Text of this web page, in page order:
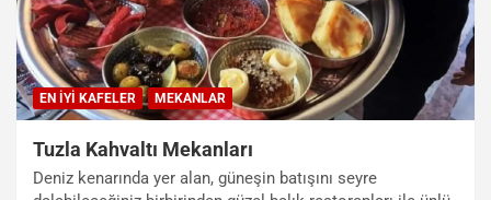
EN İYI KAFELER MEKANLAR
Tuzla Kahvaltı Mekanları
Deniz kenarında yer alan, güneşin batışını seyre